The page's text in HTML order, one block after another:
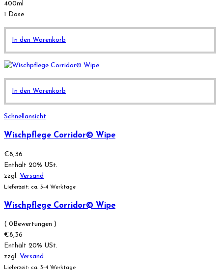
400ml
1 Dose
In den Warenkorb
In den Warenkorb
Schnellansicht
Wischpflege Corridor© Wipe
€8,36
Enthält 20% USt.
zzgl. Versand
Lieferzeit: ca. 3-4 Werktage
Wischpflege Corridor© Wipe
( 0Bewertungen )
€8,36
Enthält 20% USt.
zzgl. Versand
Lieferzeit: ca. 3-4 Werktage